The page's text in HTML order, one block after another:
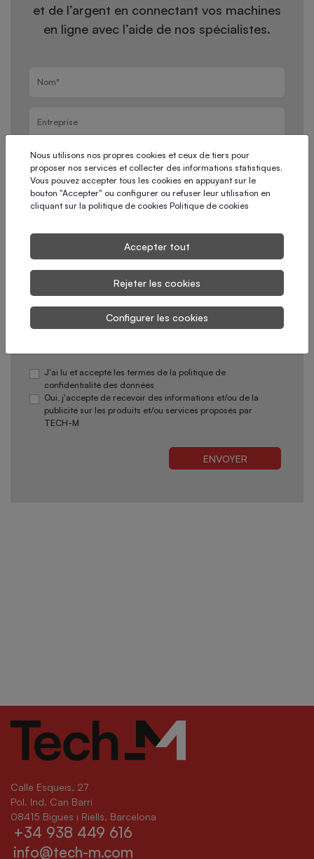
et de l’argent en connectant vos machines
en ligne avec l’aide de nos spécialistes.
J'ai lu et accepté les termes de la politique de
confidentialité des données
Oui, j'accepte de recevoir des informations et/ou de la
publicité sur les produits et/ou services proposés par
TECH-M
Calle Esqueis, 27
Pol. Ind. Can Barri
08415 Bigues i Riells, Barcelona
+34 938 449 616
info@tech-m.com
Nous utilisons nos propres cookies et ceux de tiers pour
proposer nos services et collecter des informations statistiques.
Vous pouvez accepter tous les cookies en appuyant sur le
bouton "Accepter" ou configurer ou refuser leur utilisation en
cliquant sur la politique de cookies Politique de cookies
Accepter tout
Rejeter les cookies
Configurer les cookies